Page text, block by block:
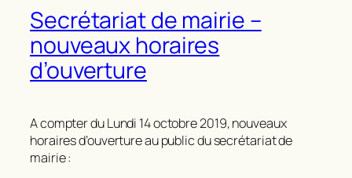
Secrétariat de mairie –
nouveaux horaires
d’ouverture
A compter du Lundi 14 octobre 2019, nouveaux
horaires d’ouverture au public du secrétariat de
mairie :